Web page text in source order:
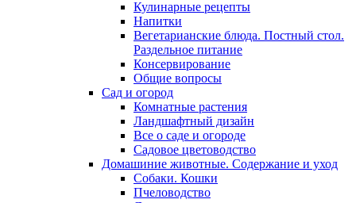
Кулинарные рецепты
Напитки
Вегетарианские блюда. Постный стол.
Раздельное питание
Консервирование
Общие вопросы
Сад и огород
Комнатные растения
Ландшафтный дизайн
Все о саде и огороде
Садовое цветоводство
Домашиние животные. Содержание и уход
Собаки. Кошки
Пчеловодство